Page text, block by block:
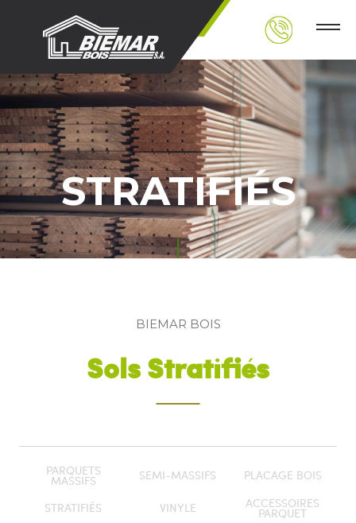
STRATIFIÉS
BIEMAR BOIS
Sols Stratifiés
PARQUETS
MASSIFS SEMI-MASSIFS PLACAGE BOIS
STRATIFIÉS VINYLE ACCESSOIRES
PARQUET